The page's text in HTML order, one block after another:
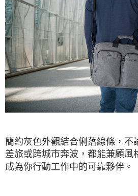
簡約灰色外觀結合俐落線條，不
差旅或跨城市奔波，都能兼顧風
成為你行動工作中的可靠夥伴。